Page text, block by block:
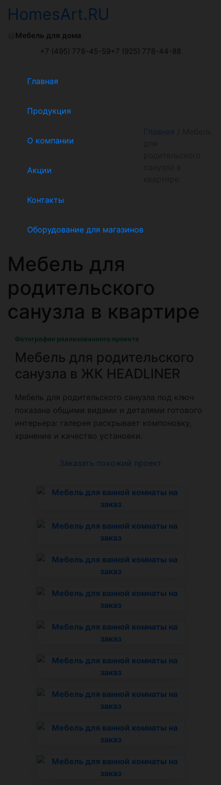
HomesArt.RU
Мебель для дома
+7 (495) 778-45-59+7 (925) 778-44-88
Главная
Продукция
О компании
Акции
Контакты
Оборудование для магазинов
Главная
Мебель для
родительского
санузла в квартире
Фотографии реализованного проекта
Мебель для родительского
санузла в ЖК HEADLINER
Мебель для родительского санузла под ключ
показана общими видами и деталями готового
интерьера: галерея раскрывает компоновку,
хранение и качество установки.
Заказать похожий проект